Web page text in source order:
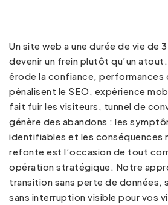
Un site web a une durée de vie de
devenir un frein plutôt qu’un
érode la confiance, performances
pénalisent le SEO, expérience
fait fuir les visiteurs, tunnel de
génère des abandons : les
identifiables et les conséquences
refonte est l’occasion de tout
opération stratégique. Notre
transition sans perte de données,
sans interruption visible pour vos